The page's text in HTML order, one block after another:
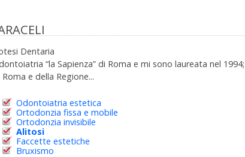
Dentaria
“la Sapienza” di Roma e mi sono laureata nel
e della Regione...
Odontoiatria estetica
Ortodonzia fissa e mobile
Ortodonzia invisibile
Alitosi
Faccette estetiche
Bruxismo